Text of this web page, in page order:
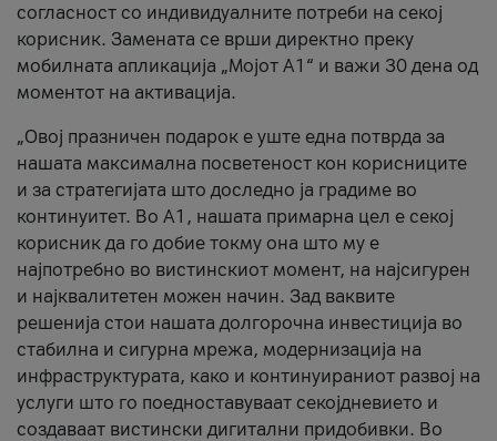
согласност со индивидуалните потреби на секој
корисник. Замената се врши директно преку
мобилната апликација „Мојот А1“ и важи 30 дена од
моментот на активација.
„Овој празничен подарок е уште една потврда за
нашата максимална посветеност кон корисниците
и за стратегијата што доследно ја градиме во
континуитет. Во А1, нашата примарна цел е секој
корисник да го добие токму она што му е
најпотребно во вистинскиот момент, на најсигурен
и најквалитетен можен начин. Зад ваквите
решенија стои нашата долгорочна инвестиција во
стабилна и сигурна мрежа, модернизација на
инфраструктурата, како и континуираниот развој на
услуги што го поедноставуваат секојдневието и
создаваат вистински дигитални придобивки. Во